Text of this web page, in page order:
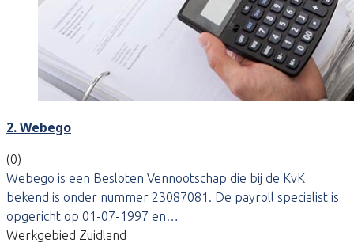
2. Webego
(0)
Webego is een Besloten Vennootschap die bij de KvK
bekend is onder nummer 23087081. De payroll specialist is
opgericht op 01-07-1997 en…
Werkgebied Zuidland